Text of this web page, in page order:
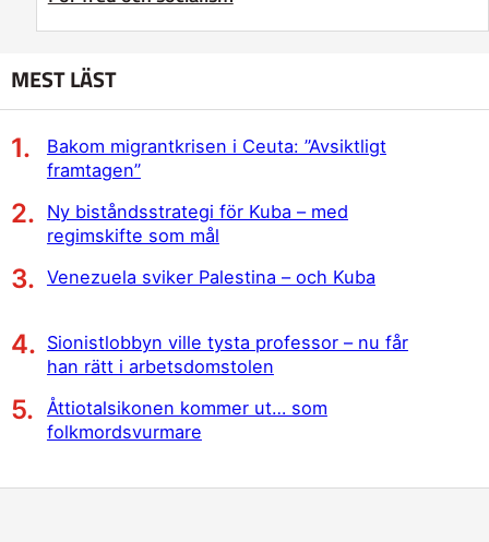
MEST LÄST
Bakom migrantkrisen i Ceuta: ”Avsiktligt
framtagen”
Ny biståndsstrategi för Kuba – med
regimskifte som mål
Venezuela sviker Palestina – och Kuba
Sionistlobbyn ville tysta professor – nu får
han rätt i arbetsdomstolen
Åttiotalsikonen kommer ut… som
folkmordsvurmare